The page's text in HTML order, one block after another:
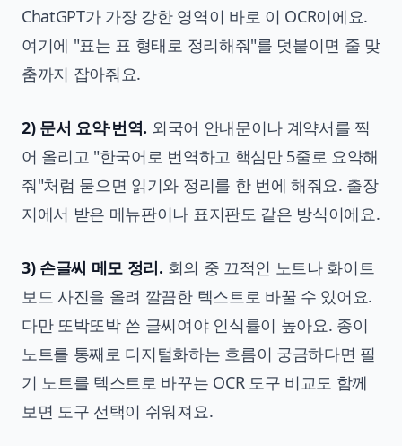
ChatGPT가 가장 강한 영역이 바로 이 OCR이에요.
여기에 "표는 표 형태로 정리해줘"를 덧붙이면 줄 맞
춤까지 잡아줘요.
2) 문서 요약·번역. 외국어 안내문이나 계약서를 찍
어 올리고 "한국어로 번역하고 핵심만 5줄로 요약해
줘"처럼 묻으면 읽기와 정리를 한 번에 해줘요. 출장
지에서 받은 메뉴판이나 표지판도 같은 방식이에요.
3) 손글씨 메모 정리. 회의 중 끄적인 노트나 화이트
보드 사진을 올려 깔끔한 텍스트로 바꿀 수 있어요.
다만 또박또박 쓴 글씨여야 인식률이 높아요. 종이
노트를 통째로 디지털화하는 흐름이 궁금하다면 필
기 노트를 텍스트로 바꾸는 OCR 도구 비교도 함께
보면 도구 선택이 쉬워져요.